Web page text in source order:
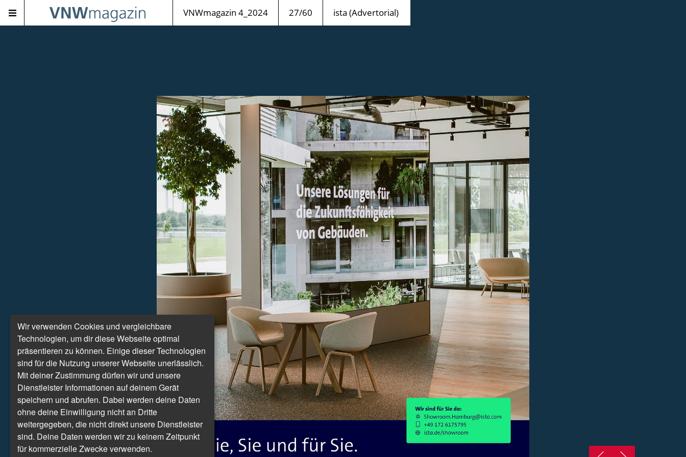
VNWmagazin 4_2024 27/60 ista (Advertorial)
Wir verwenden Cookies und vergleichbare
Technologien, um dir diese Webseite optimal
präsentieren zu können. Einige dieser Technologien
sind für die Nutzung unserer Webseite unerlässlich.
Mit deiner Zustimmung dürfen wir und unsere
Dienstleister Informationen auf deinem Gerät
speichern und abrufen. Dabei werden deine Daten
ohne deine Einwilligung nicht an Dritte
weitergegeben, die nicht direkt unsere Dienstleister
sind. Deine Daten werden wir zu keinem Zeitpunkt
für kommerzielle Zwecke verwenden.